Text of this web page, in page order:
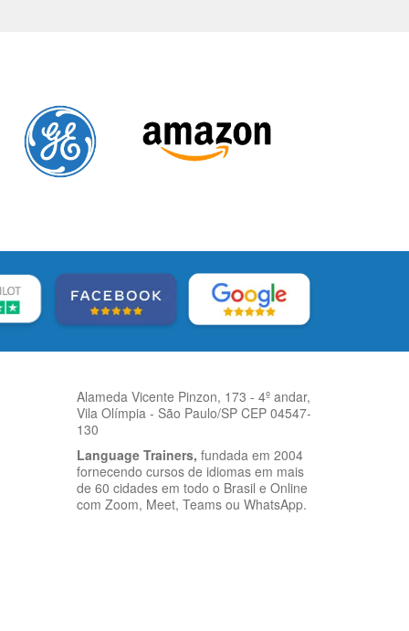
Alameda Vicente Pinzon, 173 - 4º andar,
Vila Olímpia - São Paulo/SP CEP 04547-
130
Language Trainers, fundada em 2004
fornecendo cursos de idiomas em mais
de 60 cidades em todo o Brasil e Online
com Zoom, Meet, Teams ou WhatsApp.